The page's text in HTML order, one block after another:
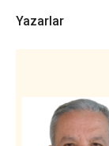
Yazarlar